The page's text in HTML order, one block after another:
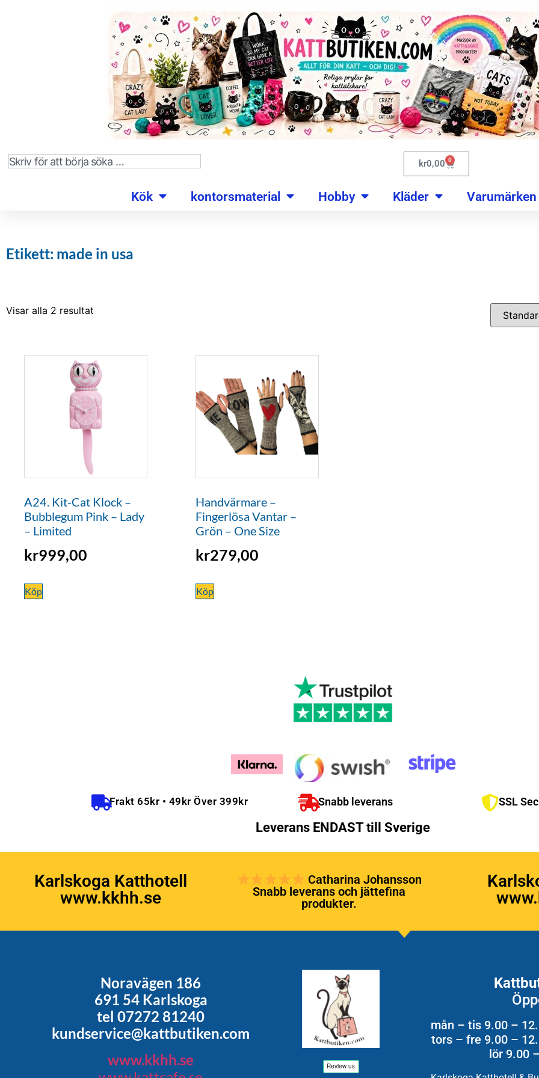
kr0,00 0
Kök kontorsmaterial Hobby Kläder Varumärken
Etikett: made in usa
Visar alla 2 resultat
A24. Kit-Cat Klock –
Bubblegum Pink – Lady
– Limited
kr999,00
Köp
Handvärmare –
Fingerlösa Vantar –
Grön – One Size
kr279,00
Köp
Frakt 65kr • 49kr Över 399kr Snabb leverans SSL
Leverans ENDAST till Sverige
Karlskoga Katthotell
www.kkhh.se
Catharina Johansson
Snabb leverans och jättefina
produkter.
Noravägen 186
691 54 Karlskoga
tel 07272 81240
kundservice@kattbutiken.com
www.kkhh.se
mån – tis 9.00 –
tors – fre 9.00 –
lör 9.00